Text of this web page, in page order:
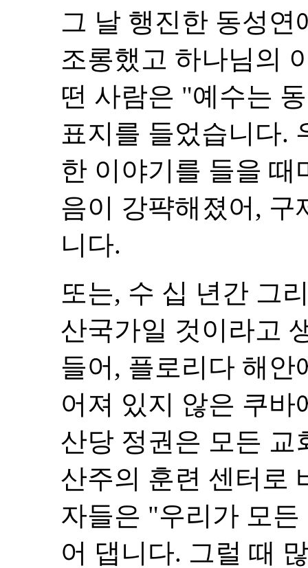
그 날 행진한 동성연
조롱했고 하나님의
떤 사람은 "예수는
표지를 들었습니다.
한 이야기를 들을
음이 강퍅해졌어,
니다.
또는, 수 십 년간 그
산국가일 것이라고
들어, 플로리다 해안
어져 있지 않은 쿠
산당 정권은 모든 교
산주의 훈련 센터로
자들은 "우리가 모
어 댑니다. 그럴 때